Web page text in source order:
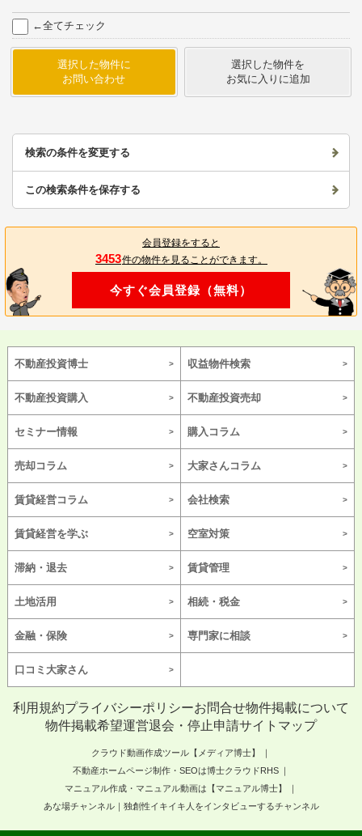
←全てチェック
選択した物件に
お問い合わせ
選択した物件を
お気に入りに追加
検索の条件を変更する
この検索条件を保存する
会員登録をすると
3453件の物件を見ることができます。
今すぐ会員登録（無料）
不動産投資博士 収益物件検索
不動産投資購入 不動産投資売却
セミナー情報 購入コラム
売却コラム 大家さんコラム
賃貸経営コラム 会社検索
賃貸経営を学ぶ 空室対策
滞納・退去 賃貸管理
土地活用 相続・税金
金融・保険 専門家に相談
口コミ大家さん
利用規約プライバシーポリシーお問合せ物件掲載について
物件掲載希望運営退会・停止申請サイトマップ
クラウド動画作成ツール【メディア博士】
不動産ホームページ制作・SEOは博士クラウドRHS
マニュアル作成・マニュアル動画は【マニュアル博士】
あな場チャンネル｜独創性イキイキ人をインタビューするチャンネル